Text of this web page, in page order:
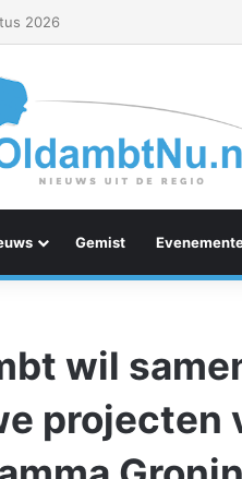
2026
Gemist
wil
projecten